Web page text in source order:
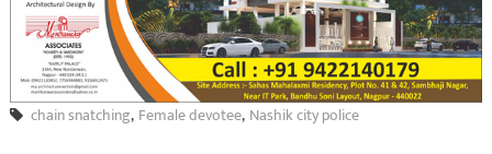
chain snatching, Female devotee, Nashik city police